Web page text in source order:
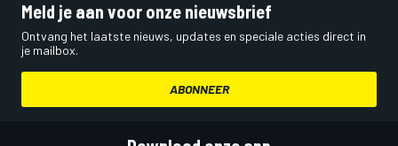
Meld je aan voor onze nieuwsbrief
Ontvang het laatste nieuws, updates en speciale acties direct in
je mailbox.
ABONNEER